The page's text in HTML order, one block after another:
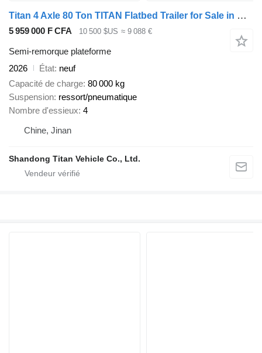
Titan 4 Axle 80 Ton TITAN Flatbed Trailer for Sale in Ghana
5 959 000 F CFA 10 500 $US ≈ 9 088 €
Semi-remorque plateforme
2026
État neuf
Capacité de charge 80 000 kg
Suspension ressort/pneumatique
Nombre d'essieux 4
Chine, Jinan
Shandong Titan Vehicle Co., Ltd.